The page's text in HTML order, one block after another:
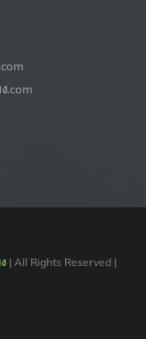
.com
| All Rights Reserved |